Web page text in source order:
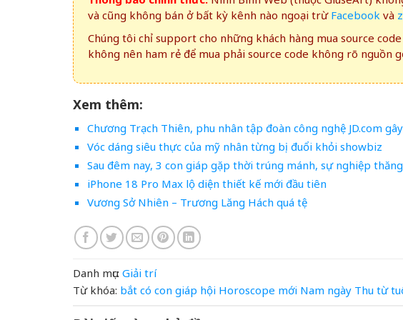
và cũng không bán ở bất kỳ kênh nào ngoại trừ Facebook và
Chúng tôi chỉ support cho những khách hàng mua source
không nên ham rẻ để mua phải source code không rõ nguồn
Xem thêm:
Chương Trạch Thiên, phu nhân tập đoàn công nghệ JD.com
Vóc dáng siêu thực của mỹ nhân từng bị đuổi khỏi showbiz
Sau đêm nay, 3 con giáp gặp thời trúng mánh, sự nghiệp
iPhone 18 Pro Max lộ diện thiết kế mới đầu tiên
Vương Sở Nhiên – Trương Lăng Hách quá tệ
Danh mục: Giải trí
Từ khóa: bắt có con giáp hội Horoscope mới Nam ngày Thu từ